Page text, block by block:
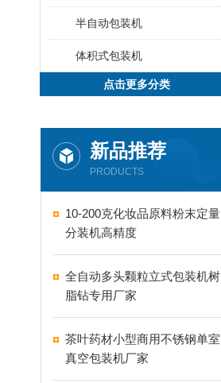
半自动包装机
体积式包装机
点击更多分类
新品推荐
PRODUCTS
10-200克化妆品原料粉末定量
分装机高精度
全自动多头颗粒立式包装机树
脂钻专用厂家
茶叶药材小型商用不锈钢单室
真空包装机厂家